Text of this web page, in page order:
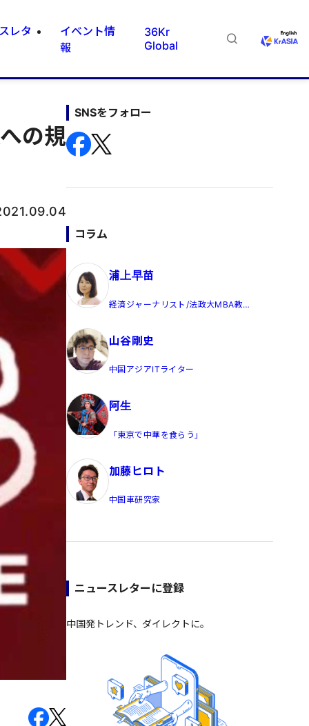
レタ
イベント情
報
36Kr
Global
の規
SNSをフォロー
コラム
浦上早苗
経済ジャーナリスト/法政大MBA教
山谷剛史
中国アジアITライター
阿生
「東京で中華を食らう」
加藤ヒロト
中国車研究家
ニュースレターに登録
中国発トレンド、ダイレクトに。